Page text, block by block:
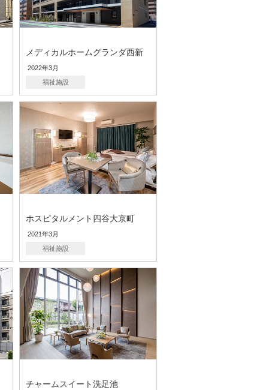
メディカルホームグランダ西新
2022年3月
福祉施設
ホスピタルメント四谷大京町
2021年3月
福祉施設
チャームスイート洗足池